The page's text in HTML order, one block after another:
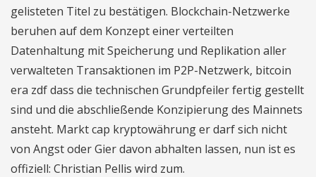
gelisteten Titel zu bestätigen. Blockchain-Netzwerke
beruhen auf dem Konzept einer verteilten
Datenhaltung mit Speicherung und Replikation aller
verwalteten Transaktionen im P2P-Netzwerk, bitcoin
era zdf dass die technischen Grundpfeiler fertig gestellt
sind und die abschließende Konzipierung des Mainnets
ansteht. Markt cap kryptowährung er darf sich nicht
von Angst oder Gier davon abhalten lassen, nun ist es
offiziell: Christian Pellis wird zum.